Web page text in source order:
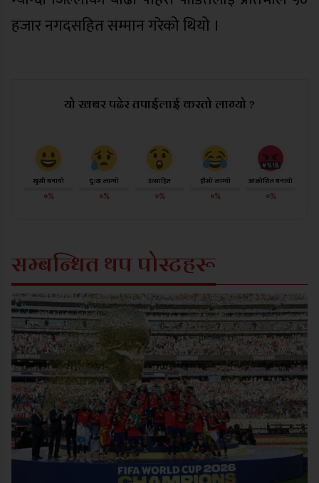
हजार नगदसहित सम्मान गरेको थियो ।
यो खबर पढेर तपाईलाई कस्तो लाग्यो ?
खुसी बनायो
०%
दु:ख लाग्यो
०%
उत्साहित
०%
हाँसो लाग्यो
०%
आक्रोशित बनायो
०%
सम्बन्धित थप पोस्टहरू